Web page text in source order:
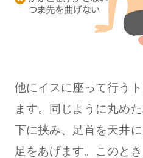
他にイスに座って行う
ます。同じように丸め
下に挟み、足首を天井
足をあげます。このと